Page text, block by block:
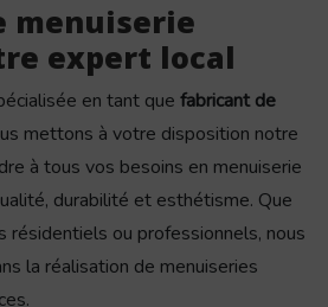
menuiserie
expert local
en tant que fabricant de
mettons à votre disposition notre
à tous vos besoins en menuiserie
durabilité et esthétisme. Que
résidentiels ou professionnels, nous
la réalisation de menuiseries